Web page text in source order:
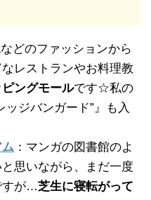
どのファッションから
レストランやお料理教
ングモールです☆私の
ッジバンガード”』も入
：マンガの図書館のよ
思いながら、まだ一度
すが…芝生に寝転がって